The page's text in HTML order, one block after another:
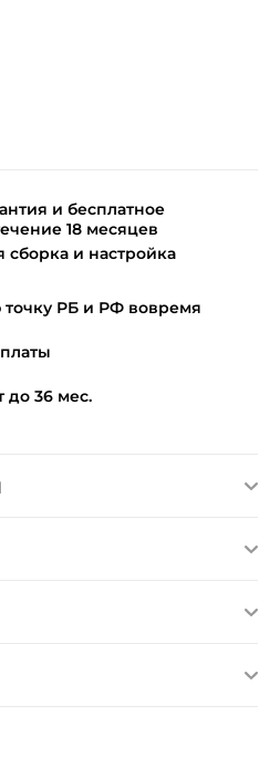
и бесплатное
18 месяцев
и настройка
точку РБ и РФ вовремя
до 36 мес.